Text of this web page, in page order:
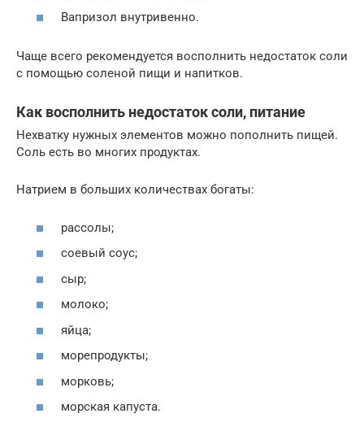
Вапризол внутривенно.
Чаще всего рекомендуется восполнить недостаток соли
с помощью соленой пищи и напитков.
Как восполнить недостаток соли, питание
Нехватку нужных элементов можно пополнить пищей.
Соль есть во многих продуктах.
Натрием в больших количествах богаты:
рассолы;
соевый соус;
сыр;
молоко;
яйца;
морепродукты;
морковь;
морская капуста.